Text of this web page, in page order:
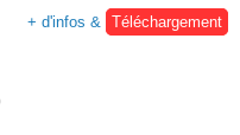
+ d'infos &
Téléchargement